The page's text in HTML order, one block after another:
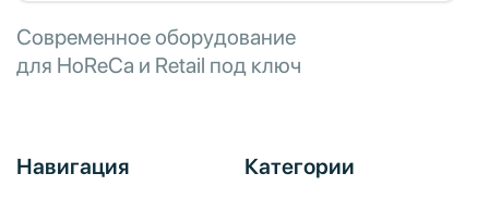
Современное оборудование
для HoReCa и Retail под ключ
Навигация Категории